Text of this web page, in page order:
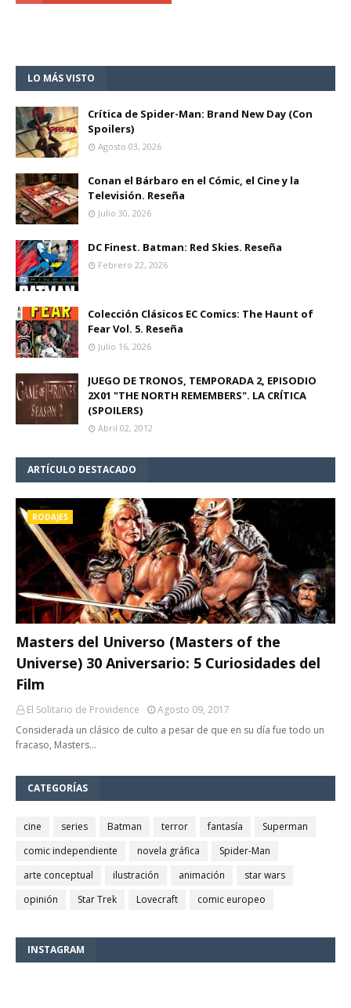
LO MÁS VISTO
Crítica de Spider-Man: Brand New Day (Con
Spoilers)
Agosto 03, 2026
Conan el Bárbaro en el Cómic, el Cine y la
Televisión. Reseña
Julio 30, 2026
DC Finest. Batman: Red Skies. Reseña
Febrero 22, 2026
Colección Clásicos EC Comics: The Haunt of
Fear Vol. 5. Reseña
Julio 16, 2026
JUEGO DE TRONOS, TEMPORADA 2, EPISODIO
2X01 "THE NORTH REMEMBERS". LA CRÍTICA
(SPOILERS)
Abril 02, 2012
ARTÍCULO DESTACADO
RODAJES
Masters del Universo (Masters of the
Universe) 30 Aniversario: 5 Curiosidades del
Film
El Solitario de Providence
Agosto 09, 2017
Considerada un clásico de culto a pesar de que en su día fue todo un
fracaso, Masters…
CATEGORÍAS
cine series Batman terror fantasía
Superman
comic independiente
novela gráfica
Spider-Man
arte conceptual
ilustración animación
star wars
opinión
Star Trek Lovecraft comic europeo
INSTAGRAM